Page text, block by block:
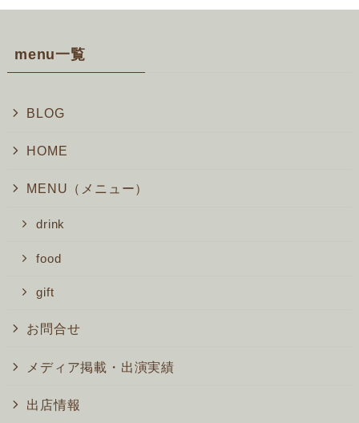
menu一覧
BLOG
HOME
MENU（メニュー）
drink
food
gift
お問合せ
メディア掲載・出演実績
出店情報